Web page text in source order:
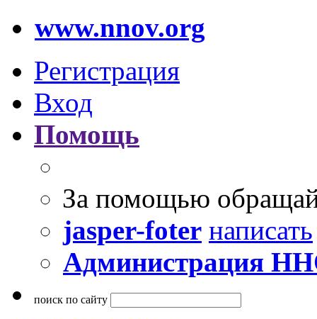
www.nnov.org
Регистрация
Вход
Помощь
За помощью
jasper-foter написать
Администрация
поиск по сайту